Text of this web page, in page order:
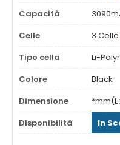
Capacità
Celle
3 Celle
Tipo cella
Li-
Colore
Black
Dimensione
*mm(L
Disponibilità
In